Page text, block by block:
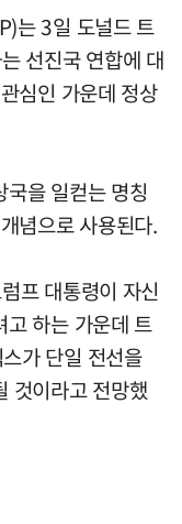
는 3일 도널드 트
선진국 연합에 대
심인 가운데 정상
국을 일컫는 명칭
념으로 사용된다.
프 대통령이 자신
고 하는 가운데 트
가 단일 전선을
것이라고 전망했